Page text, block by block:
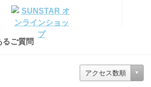
るご質問
アクセス数順